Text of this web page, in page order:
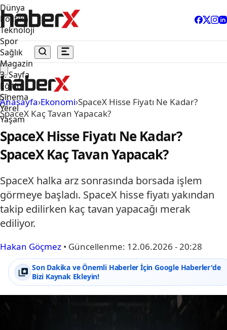
Dünya
Politika
Teknoloji
Spor
Sağlık
Magazin
3. Sayfa
Eğitim
Sinema
Yerel
Yaşam
Anasayfa›Ekonomi›SpaceX Hisse Fiyatı Ne Kadar?
SpaceX Kaç Tavan Yapacak?
SpaceX Hisse Fiyatı Ne Kadar?
SpaceX Kaç Tavan Yapacak?
SpaceX halka arz sonrasında borsada işlem
görmeye başladı. SpaceX hisse fiyatı yakından
takip edilirken kaç tavan yapacağı merak
ediliyor.
Hakan Göçmez • Güncellenme: 12.06.2026 - 20:28
Son Dakika ve Önemli Haberler İçin Google Haberler'de
Bizi Kaynak Ekleyin!